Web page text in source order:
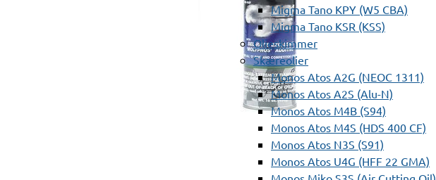
Migma Tano KPY (W5 CBA)
Migma Tano KSR (KSS)
Olieskimmer
Skæreolier
Monos Atos A2G (NEOC 1311)
Monos Atos A2S (Alu-N)
Monos Atos M4B (S94)
Monos Atos M4S (HDS 400 CF)
Monos Atos N3S (S91)
Monos Atos U4G (HFF 22 GMA)